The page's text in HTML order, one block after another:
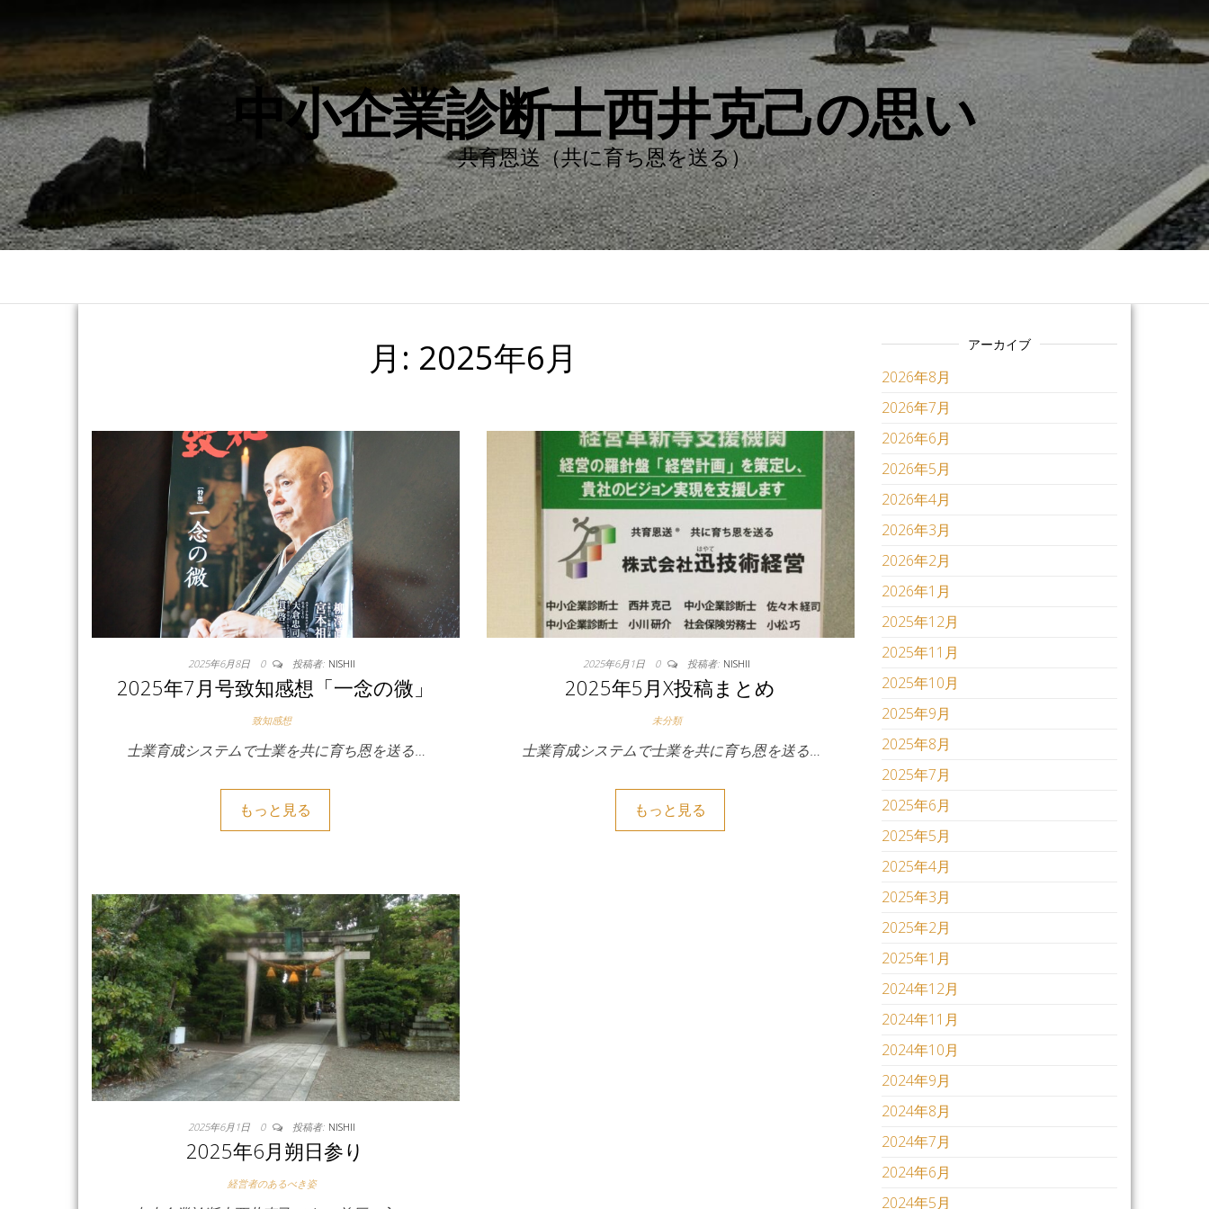
中小企業診断士西井克己の思い
共育恩送（共に育ち恩を送る）
月: 2025年6月
2025年6月8日 0 投稿者: NISHII
2025年7月号致知感想「一念の微」
致知感想
士業育成システムで士業を共に育ち恩を送る…
もっと見る
2025年6月1日 0 投稿者: NISHII
2025年5月X投稿まとめ
未分類
士業育成システムで士業を共に育ち恩を送る…
もっと見る
2025年6月1日 0 投稿者: NISHII
2025年6月朔日参り
経営者のあるべき姿
アーカイブ
2026年8月
2026年7月
2026年6月
2026年5月
2026年4月
2026年3月
2026年2月
2026年1月
2025年12月
2025年11月
2025年10月
2025年9月
2025年8月
2025年7月
2025年6月
2025年5月
2025年4月
2025年3月
2025年2月
2025年1月
2024年12月
2024年11月
2024年10月
2024年9月
2024年8月
2024年7月
2024年6月
2024年5月